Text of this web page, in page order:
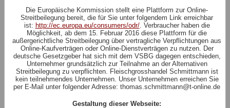
Die Europäische Kommission stellt eine Plattform zur Online-
Streitbeilegung bereit, die für Sie unter folgendem Link erreichbar
ist: http://ec.europa.eu/consumers/odr/. Verbraucher haben die
Möglichkeit, ab dem 15. Februar 2016 diese Plattform für die
außergerichtliche Streitbeilegung über vertragliche Verpflichtungen aus
Online-Kaufverträgen oder Online-Dienstverträgen zu nutzen. Der
deutsche Gesetzgeber hat sich mit dem VSBG dagegen entschieden,
Unternehmer grundsätzlich zur Teilnahme an der Alternativen
Streitbeilegung zu verpflichten. Fleischgrosshandel Schmittmann ist
kein teilnehmendes Unternehmen. Unser Unternehmen erreichen Sie
per E-Mail unter folgender Adresse: thomas.schmittmann@t-online.de
Gestaltung dieser Webseite: